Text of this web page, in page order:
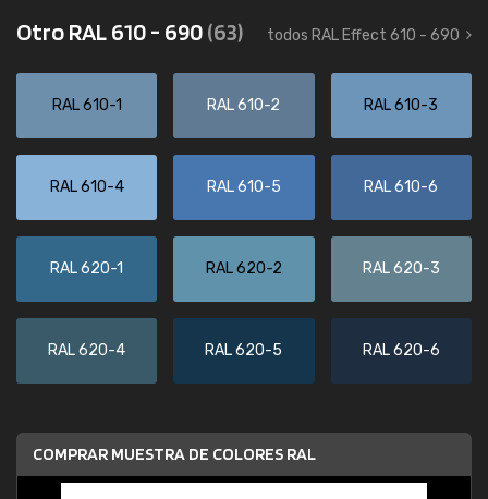
Otro RAL 610 - 690(63) todos RAL Effect 610 - 690
RAL 610-1 RAL 610-2 RAL 610-3
RAL 610-4 RAL 610-5 RAL 610-6
RAL 620-1 RAL 620-2 RAL 620-3
RAL 620-4 RAL 620-5 RAL 620-6
COMPRAR MUESTRA DE COLORES RAL